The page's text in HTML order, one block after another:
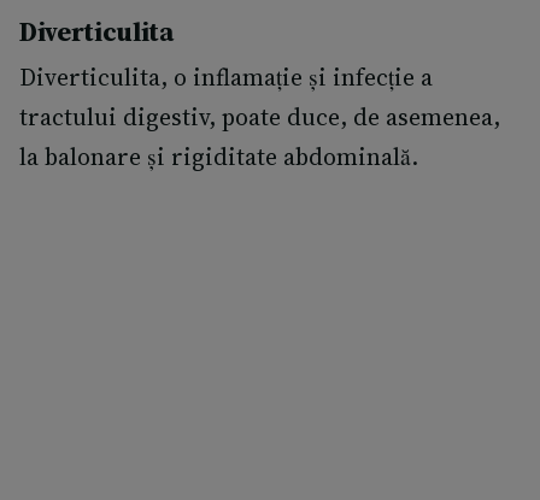
Diverticulita
Diverticulita, o inflamație și infecție a
tractului digestiv, poate duce, de asemenea,
la balonare și rigiditate abdominală.